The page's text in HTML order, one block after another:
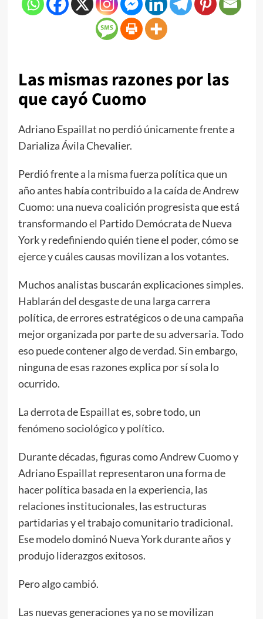
Las mismas razones por las
que cayó Cuomo
Adriano Espaillat no perdió únicamente frente a
Darializa Ávila Chevalier.
Perdió frente a la misma fuerza política que un
año antes había contribuido a la caída de Andrew
Cuomo: una nueva coalición progresista que está
transformando el Partido Demócrata de Nueva
York y redefiniendo quién tiene el poder, cómo se
ejerce y cuáles causas movilizan a los votantes.
Muchos analistas buscarán explicaciones simples.
Hablarán del desgaste de una larga carrera
política, de errores estratégicos o de una campaña
mejor organizada por parte de su adversaria. Todo
eso puede contener algo de verdad. Sin embargo,
ninguna de esas razones explica por sí sola lo
ocurrido.
La derrota de Espaillat es, sobre todo, un
fenómeno sociológico y político.
Durante décadas, figuras como Andrew Cuomo y
Adriano Espaillat representaron una forma de
hacer política basada en la experiencia, las
relaciones institucionales, las estructuras
partidarias y el trabajo comunitario tradicional.
Ese modelo dominó Nueva York durante años y
produjo liderazgos exitosos.
Pero algo cambió.
Las nuevas generaciones ya no se movilizan